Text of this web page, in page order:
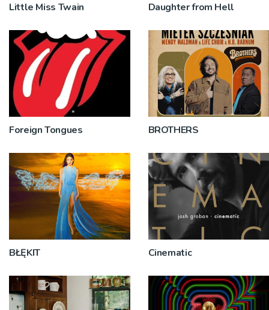
Little Miss Twain Daughter from Hell
Foreign Tongues BROTHERS
BŁĘKIT Cinematic